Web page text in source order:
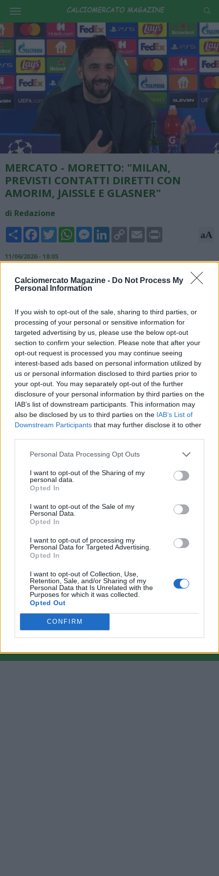
Calciomercato Magazine - Do Not Process My
Personal Information
If you wish to opt-out of the sale, sharing to third parties, or
processing of your personal or sensitive information for
targeted advertising by us, please use the below opt-out
section to confirm your selection. Please note that after your
opt-out request is processed you may continue seeing
interest-based ads based on personal information utilized by
us or personal information disclosed to third parties prior to
your opt-out. You may separately opt-out of the further
disclosure of your personal information by third parties on the
IAB’s list of downstream participants. This information may
also be disclosed by us to third parties on the IAB’s List of
Downstream Participants that may further disclose it to other
Personal Data Processing Opt Outs
I want to opt-out of the Sharing of my
personal data.
Opted In
I want to opt-out of the Sale of my
Personal Data.
Opted In
I want to opt-out of processing my
Personal Data for Targeted Advertising.
Opted In
I want to opt-out of Collection, Use,
Retention, Sale, and/or Sharing of my
Personal Data that Is Unrelated with the
Purposes for which it was collected.
Opted Out
CONFIRM
MERCATO - MORETTO: "MILAN,
PREVISTI CONTATTI DIRETTI CON
AMORIM, JAISSLE E GLASNER"
di Redazione
Share FacebookTwitterWhatsAppMessengerLinkedInCopy
Link
Email aA
11/06/2026 - 18:05
Matteo Moretto, esperto di mercato, rivela su X: "Milan,
casting allenatore. Nelle prossime ore sono previsti dei
Glasner. Il club rossonero adesso restringe il cerchio e vuole
accelerare sulla scelta finale. L’ex Crystal Palace perde
leggermente quota nelle preferenze".
Il materiale (testo, foto e video) consultabile in questo portale è di nostra proprietà.
Alcune foto (screenshot) ed articoli presenti su "Calciomercato Magazine" sono in parte
comunicati stampa con immagini e testi allegati ed autorizzati alla pubblicazione, e
quindi valutati di pubblico dominio. Se i soggetti o gli autori avessero qualcosa in
contrario alla pubblicazione, non avranno che da segnalarlo alla redazione (indirizzo
redazione@napolimagazine.com), che provvederà prontamente alla rimozione.
"Calciomercato Magazine" non è una testata giornalistica, ma un sito di informazione di